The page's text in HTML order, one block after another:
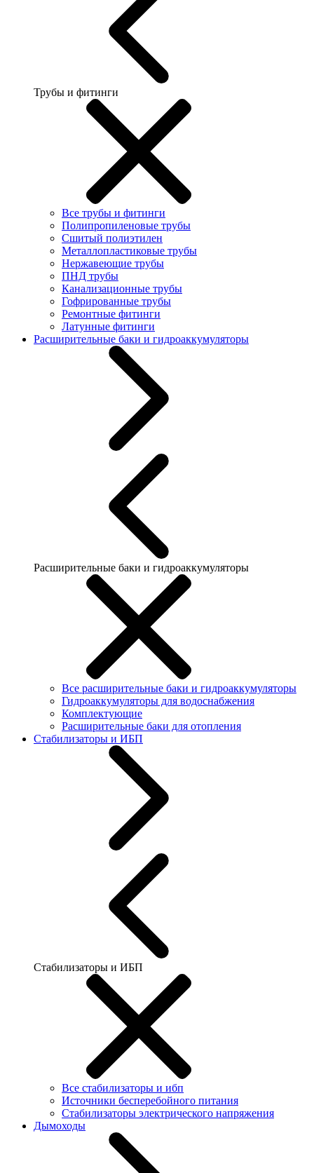
Трубы и фитинги
Все трубы и фитинги
Полипропиленовые трубы
Сшитый полиэтилен
Металлопластиковые трубы
Нержавеющие трубы
ПНД трубы
Канализационные трубы
Гофрированные трубы
Ремонтные фитинги
Латунные фитинги
Расширительные баки и гидроаккумуляторы
Расширительные баки и гидроаккумуляторы
Все расширительные баки и гидроаккумуляторы
Гидроаккумуляторы для водоснабжения
Комплектующие
Расширительные баки для отопления
Стабилизаторы и ИБП
Стабилизаторы и ИБП
Все стабилизаторы и ибп
Источники бесперебойного питания
Стабилизаторы электрического напряжения
Дымоходы